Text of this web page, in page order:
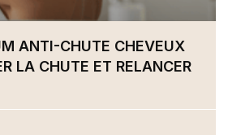
ANTI-CHUTE CHEVEUX
LA CHUTE ET RELANCER